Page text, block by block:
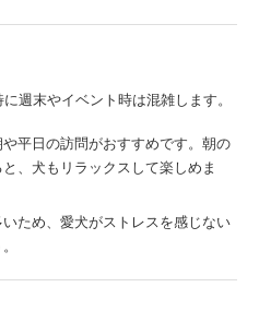
週末やイベント時は混雑します。
平日の訪問がおすすめです。朝の
、犬もリラックスして楽しめま
ため、愛犬がストレスを感じない